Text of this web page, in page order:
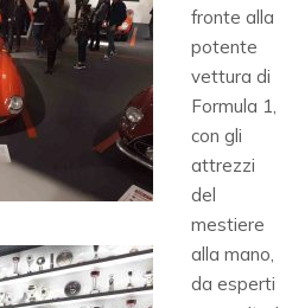
fronte alla
potente
vettura di
Formula 1,
con gli
attrezzi
del
mestiere
alla mano,
da esperti